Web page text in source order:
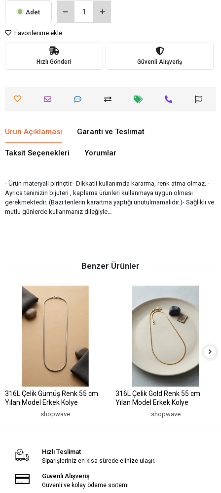
Adet
Favorilerime ekle
Hızlı Gönderi Güvenli Alışveriş
Ürün Açıklaması Garanti ve Teslimat
Taksit Seçenekleri Yorumlar
- Ürün materyali pirinçtir.- Dikkatli kullanımda kararma, renk atma olmaz. -
Ayrıca teninizin bijuteri , kaplama ürünleri kullanmaya uygun olması
gerekmektedir. (Bazı tenlerin karartma yaptığı unutulmamalıdır.)- Sağlıklı ve
mutlu günlerde kullanmanız dileğiyle…
Benzer Ürünler
316L Çelik Gümüş Renk 55 cm
Yılan Model Erkek Kolye
shopwave
316L Çelik Gold Renk 55 cm
Yılan Model Erkek Kolye
shopwave
Hızlı Teslimat
Siparişleriniz en kısa sürede elinize ulaşır.
Güvenli Alışveriş
Güvenli ve kolay ödeme sistemi